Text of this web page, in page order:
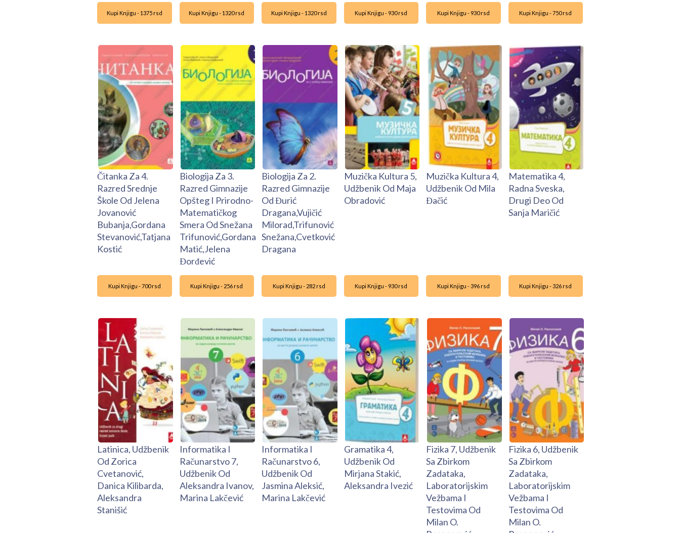
Kupi Knjigu - 1375 rsd
Čitanka Za 4.
Razred Srednje
Škole Od Jelena
Jovanović
Bubanja,Gordana
Stevanović,Tatjana
Kostić
Kupi Knjigu - 1320 rsd
Biologija Za 3.
Razred Gimnazije
Opšteg I Prirodno-
Matematičkog
Smera Od Snežana
Trifunović,Gordana
Matić,Jelena
Đorđević
Kupi Knjigu - 1320 rsd
Biologija Za 2.
Razred Gimnazije
Od Đurić
Dragana,Vujičić
Milorad,Trifunović
Snežana,Cvetković
Dragana
Kupi Knjigu - 930 rsd
Muzička Kultura 5,
Udžbenik Od Maja
Obradović
Kupi Knjigu - 930 rsd
Muzička Kultura 4,
Udžbenik Od Mila
Đačić
Kupi Knjigu - 750 rsd
Matematika 4,
Radna Sveska,
Drugi Deo Od
Sanja Maričić
Kupi Knjigu - 700 rsd
Latinica, Udžbenik
Od Zorica
Cvetanović,
Danica Kilibarda,
Aleksandra
Stanišić
Kupi Knjigu - 256 rsd
Informatika I
Računarstvo 7,
Udžbenik Od
Aleksandra Ivanov,
Marina Lakčević
Kupi Knjigu - 282 rsd
Informatika I
Računarstvo 6,
Udžbenik Od
Jasmina Aleksić,
Marina Lakčević
Kupi Knjigu - 930 rsd
Gramatika 4,
Udžbenik Od
Mirjana Stakić,
Aleksandra Ivezić
Kupi Knjigu - 396 rsd
Fizika 7, Udžbenik
Sa Zbirkom
Zadataka,
Laboratorijskim
Vežbama I
Testovima Od
Milan O.
Kupi Knjigu - 326 rsd
Fizika 6, Udžbenik
Sa Zbirkom
Zadataka,
Laboratorijskim
Vežbama I
Testovima Od
Milan O.